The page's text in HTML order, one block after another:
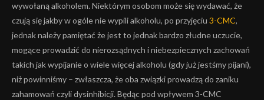
wywołaną alkoholem. Niektórym osobom może się wydawać, że
czują się jakby w ogóle nie wypili alkoholu, po przyjęciu 3-CMC,
jednak należy pamiętać że jest to jednak bardzo złudne uczucie,
mogące prowadzić do nierozsądnych i niebezpiecznych zachowań
takich jak wypijanie o wiele więcej alkoholu (gdy już jestśmy pijani),
niż powinniśmy – zwłaszcza, że oba związki prowadzą do zaniku
zahamowań czyli dysinhibicji. Będąc pod wpływem 3-CMC